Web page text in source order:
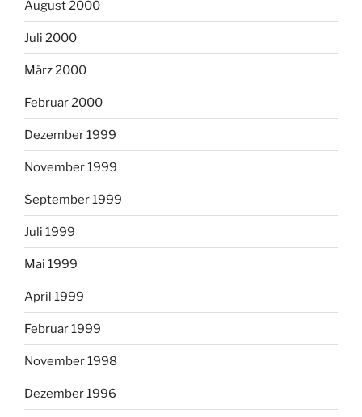
August 2000
Juli 2000
März 2000
Februar 2000
Dezember 1999
November 1999
September 1999
Juli 1999
Mai 1999
April 1999
Februar 1999
November 1998
Dezember 1996